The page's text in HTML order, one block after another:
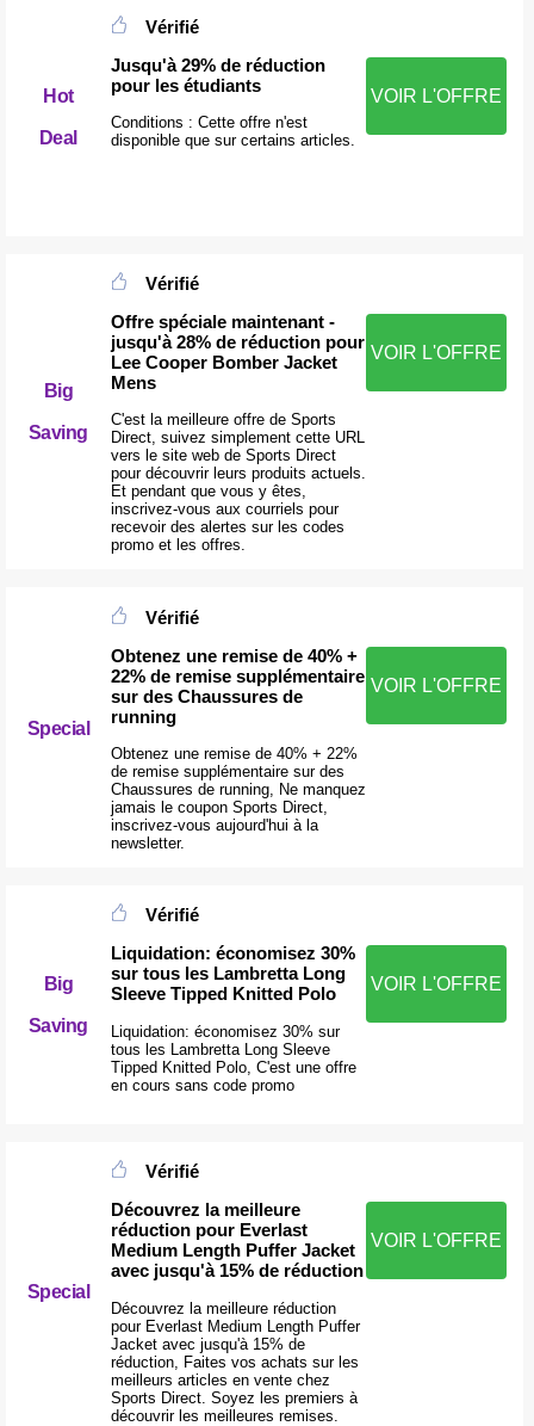
Hot
Deal
Vérifié
Jusqu'à 29% de réduction
pour les étudiants
Conditions : Cette offre n'est
disponible que sur certains articles.
VOIR L'OFFRE
Big
Saving
Vérifié
Offre spéciale maintenant -
jusqu'à 28% de réduction pour
Lee Cooper Bomber Jacket
Mens
C'est la meilleure offre de Sports
Direct, suivez simplement cette URL
vers le site web de Sports Direct
pour découvrir leurs produits actuels.
Et pendant que vous y êtes,
inscrivez-vous aux courriels pour
recevoir des alertes sur les codes
promo et les offres.
VOIR L'OFFRE
Special
Vérifié
Obtenez une remise de 40% +
22% de remise supplémentaire
sur des Chaussures de
running
Obtenez une remise de 40% + 22%
de remise supplémentaire sur des
Chaussures de running, Ne manquez
jamais le coupon Sports Direct,
inscrivez-vous aujourd'hui à la
newsletter.
VOIR L'OFFRE
Big
Saving
Vérifié
Liquidation: économisez 30%
sur tous les Lambretta Long
Sleeve Tipped Knitted Polo
Liquidation: économisez 30% sur
tous les Lambretta Long Sleeve
Tipped Knitted Polo, C'est une offre
en cours sans code promo
VOIR L'OFFRE
Special
Vérifié
Découvrez la meilleure
réduction pour Everlast
Medium Length Puffer Jacket
avec jusqu'à 15% de réduction
Découvrez la meilleure réduction
pour Everlast Medium Length Puffer
Jacket avec jusqu'à 15% de
réduction, Faites vos achats sur les
meilleurs articles en vente chez
Sports Direct. Soyez les premiers à
découvrir les meilleures remises.
VOIR L'OFFRE